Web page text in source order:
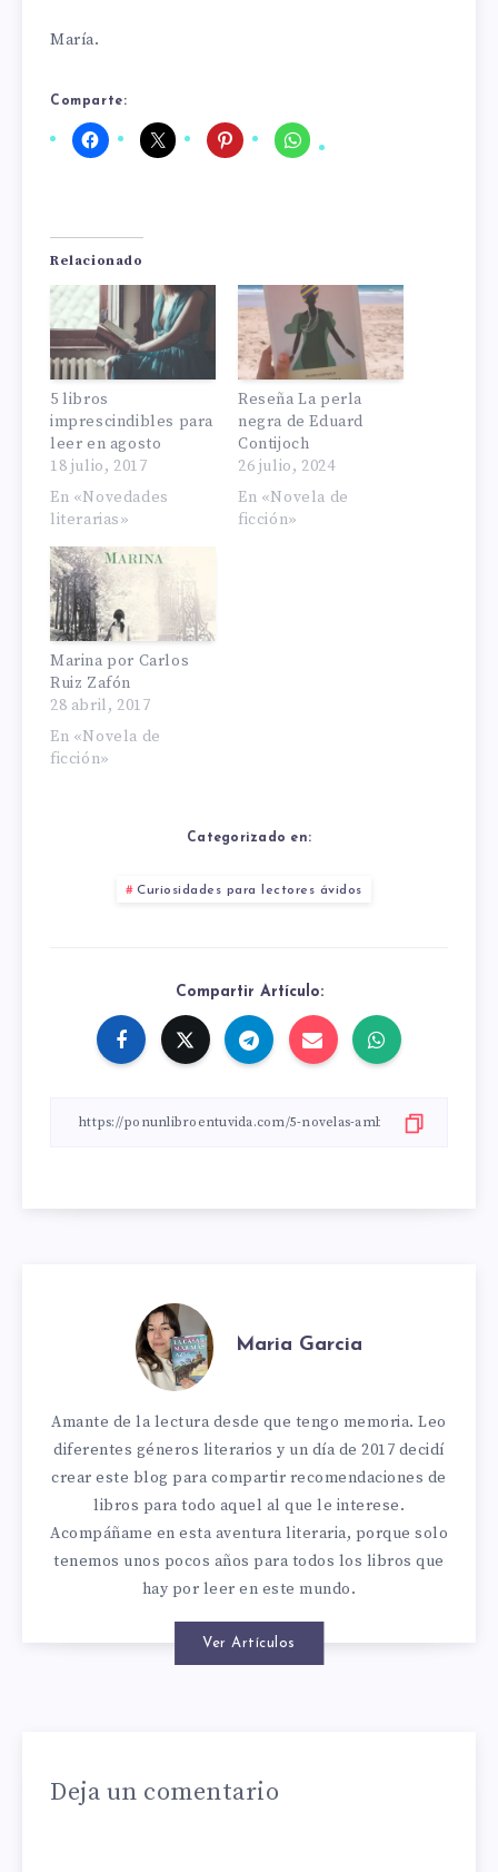
María.
Comparte:
Relacionado
5 libros
imprescindibles para
leer en agosto
18 julio, 2017
En «Novedades
literarias»
Reseña La perla
negra de Eduard
Contijoch
26 julio, 2024
En «Novela de
ficción»
Marina por Carlos
Ruiz Zafón
28 abril, 2017
En «Novela de
ficción»
Categorizado en:
Curiosidades para lectores ávidos
Compartir Artículo:
Maria Garcia
Amante de la lectura desde que tengo memoria. Leo
diferentes géneros literarios y un día de 2017 decidí
crear este blog para compartir recomendaciones de
libros para todo aquel al que le interese.
Acompáñame en esta aventura literaria, porque solo
tenemos unos pocos años para todos los libros que
hay por leer en este mundo.
Ver Artículos
Deja un comentario